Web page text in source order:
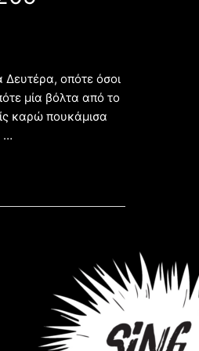
οπότε όσοι
μία βόλτα από το
καρώ πουκάμισα
…